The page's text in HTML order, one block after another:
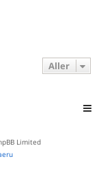
Aller
Limited